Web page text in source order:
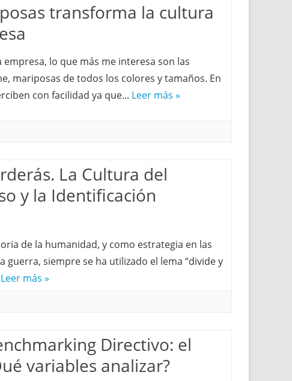
transforma la cultura
empresa, lo que más me interesa son las
mariposas de todos los colores y tamaños. En
con facilidad ya que... Leer más »
La Cultura del
y la Identificación
de la humanidad, y como estrategia en las
guerra, siempre se ha utilizado el lema “divide y
Leer más »
Directivo: el
variables analizar?